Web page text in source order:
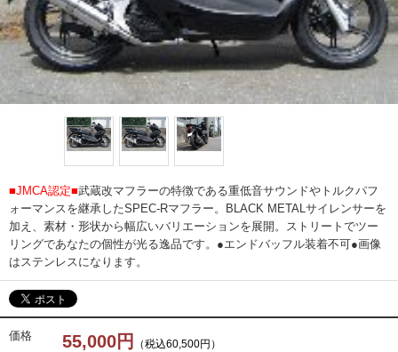
■JMCA認定■武蔵改マフラーの特徴である重低音サウンドやトルクパフ
ォーマンスを継承したSPEC-Rマフラー。BLACK METALサイレンサーを
加え、素材・形状から幅広いバリエーションを展開。ストリートでツー
リングであなたの個性が光る逸品です。●エンドバッフル装着不可●画像
はステンレスになります。
価格 55,000円 （税込60,500円）